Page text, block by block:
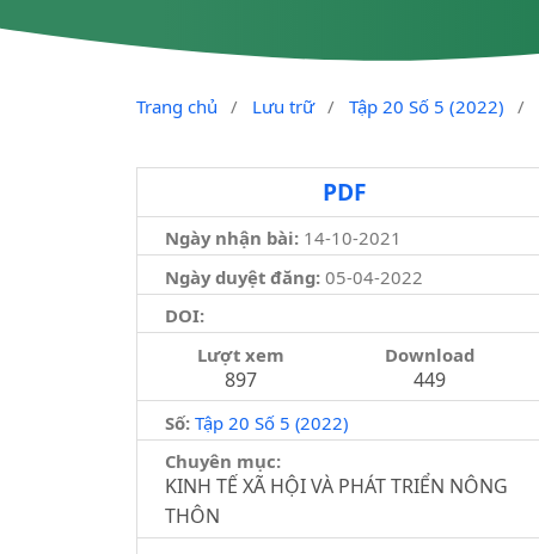
Trang chủ / Lưu trữ / Tập 20 Số 5 (2022) /
PDF
Ngày nhận bài: 14-10-2021
Ngày duyệt đăng:05-04-2022
DOI:
Lượt xem
897
Download
449
Số: Tập 20 Số 5 (2022)
Chuyên mục:
KINH TẾ XÃ HỘI VÀ PHÁT TRIỂN NÔNG
THÔN